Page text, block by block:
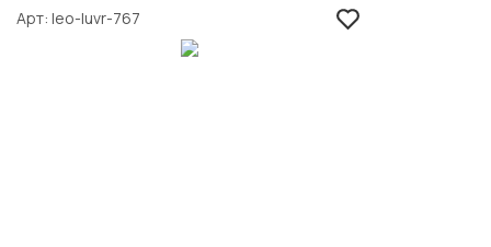
Арт leo-luvr-767